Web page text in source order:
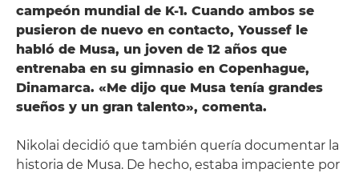
campeón mundial de K-1. Cuando ambos se
pusieron de nuevo en contacto, Youssef le
habló de Musa, un joven de 12 años que
entrenaba en su gimnasio en Copenhague,
Dinamarca. «Me dijo que Musa tenía grandes
sueños y un gran talento», comenta.
Nikolai decidió que también quería documentar la
historia de Musa. De hecho, estaba impaciente por